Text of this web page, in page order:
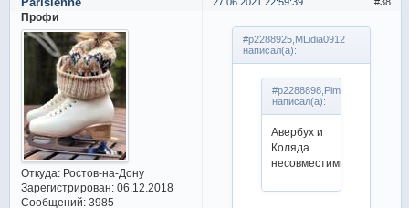
Профи
Откуда:Ростов-на-Дону
Зарегистрирован: 06.12.2018
Сообщений:3985
#p2288925,MLidia0912
написал(а):
#p2288898,Pim
написал(а):
Авербух и
Коляда
несовместимы.